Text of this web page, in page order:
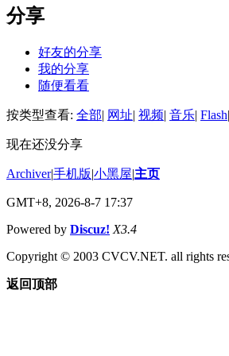
分享
好友的分享
我的分享
随便看看
按类型查看: 全部| 网址| 视频| 音乐| Flash|
现在还没分享
Archiver|手机版|小黑屋|主页
GMT+8, 2026-8-7 17:37
Powered by Discuz! X3.4
Copyright © 2003 CVCV.NET. all rights
返回顶部